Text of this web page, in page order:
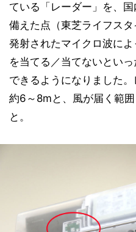
ている「レーダー」を、
備えた点（東芝ライフス
発射されたマイクロ波に
を当てる／当てないとい
できるようになりました
約6～8mと、風が届く範
と。